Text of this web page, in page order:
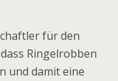
für den
Ringelrobben
und damit eine